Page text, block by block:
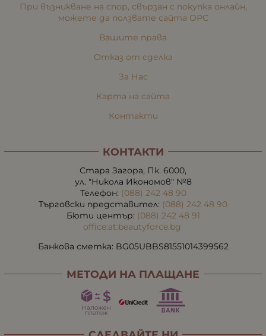
При възникване на спор, свързан с покупка онлайн,
можете да ползвате сайта ОРС
Вашите права
Отказ от сделка
За Нас
Карта на сайта
Контакти
КОНТАКТИ
Стара Загора, Пк. 6000,
ул. "Никола Икономов" №8
Телефон: (088) 242 48 90
Търговски представител: (088) 242 48 90
Бюти център: (088) 242 48 91
office:at:beautyforce.bg
Банкова сметка: BG05UBBS81551014399562
МЕТОДИ НА ПЛАЩАНЕ